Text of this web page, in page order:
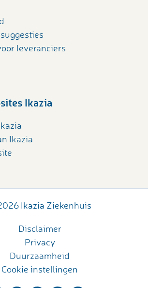
leveranciers
Ikazia
Ikazia
Ikazia Ziekenhuis
Disclaimer
Privacy
Duurzaamheid
Cookie instellingen